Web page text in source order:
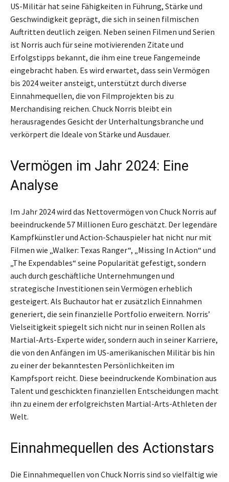
US-Militär hat seine Fähigkeiten in Führung, Stärke und
Geschwindigkeit geprägt, die sich in seinen filmischen
Auftritten deutlich zeigen. Neben seinen Filmen und Serien
ist Norris auch für seine motivierenden Zitate und
Erfolgstipps bekannt, die ihm eine treue Fangemeinde
eingebracht haben. Es wird erwartet, dass sein Vermögen
bis 2024 weiter ansteigt, unterstützt durch diverse
Einnahmequellen, die von Filmprojekten bis zu
Merchandising reichen. Chuck Norris bleibt ein
herausragendes Gesicht der Unterhaltungsbranche und
verkörpert die Ideale von Stärke und Ausdauer.
Vermögen im Jahr 2024: Eine
Analyse
Im Jahr 2024 wird das Nettovermögen von Chuck Norris auf
beeindruckende 57 Millionen Euro geschätzt. Der legendäre
Kampfkünstler und Action-Schauspieler hat nicht nur mit
Filmen wie „Walker: Texas Ranger“, „Missing In Action“ und
„The Expendables“ seine Popularität gefestigt, sondern
auch durch geschäftliche Unternehmungen und
strategische Investitionen sein Vermögen erheblich
gesteigert. Als Buchautor hat er zusätzlich Einnahmen
generiert, die sein finanzielle Portfolio erweitern. Norris’
Vielseitigkeit spiegelt sich nicht nur in seinen Rollen als
Martial-Arts-Experte wider, sondern auch in seiner Karriere,
die von den Anfängen im US-amerikanischen Militär bis hin
zu einer der bekanntesten Persönlichkeiten im
Kampfsport reicht. Diese beeindruckende Kombination aus
Talent und geschickten finanziellen Entscheidungen macht
ihn zu einem der erfolgreichsten Martial-Arts-Athleten der
Welt.
Einnahmequellen des Actionstars
Die Einnahmequellen von Chuck Norris sind so vielfältig wie